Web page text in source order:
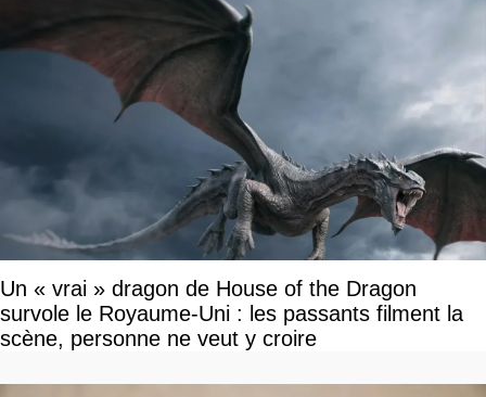
Un « vrai » dragon de House of the Dragon
survole le Royaume-Uni : les passants filment la
scène, personne ne veut y croire